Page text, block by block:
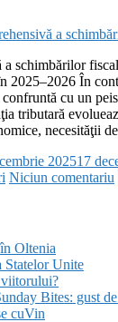
a schimbărilor
2025–2026 În
cu un
tributară
necesităţii de
202517
Niciun comentariu
Oltenia
Statelor Unite
Bites: gust
cuVin